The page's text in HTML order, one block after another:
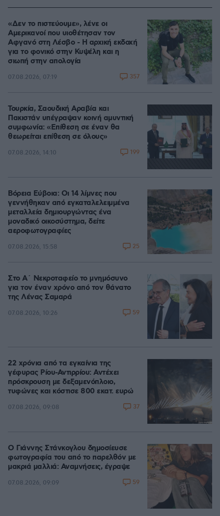
«Δεν το πιστεύουμε», λένε οι
Αμερικανοί που υιοθέτησαν τον
Αφγανό στη Λέσβο - Η αρχική εκδοχή
για το φονικό στην Κυψέλη και η
σιωπή στην απολογία
07.08.2026, 07:19 357
Τουρκία, Σαουδική Αραβία και
Πακιστάν υπέγραψαν κοινή αμυντική
συμφωνία: «Επίθεση σε έναν θα
θεωρείται επίθεση σε όλους»
07.08.2026, 14:10 199
Βόρεια Εύβοια: Οι 14 λίμνες που
γεννήθηκαν από εγκαταλελειμμένα
μεταλλεία δημιουργώντας ένα
μοναδικό οικοσύστημα, δείτε
αεροφωτογραφίες
07.08.2026, 15:58 25
Στο Α΄ Νεκροταφείο το μνημόσυνο
για τον έναν χρόνο από τον θάνατο
της Λένας Σαμαρά
07.08.2026, 10:26 59
22 χρόνια από τα εγκαίνια της
γέφυρας Ρίου-Αντιρρίου: Αντέχει
πρόσκρουση με δεξαμενόπλοιο,
τυφώνες και κόστισε 800 εκατ. ευρώ
07.08.2026, 09:08 37
Ο Γιάννης Στάνκογλου δημοσίευσε
φωτογραφία του από το παρελθόν με
μακριά μαλλιά: Αναμνήσεις, έγραψε
07.08.2026, 09:09 59